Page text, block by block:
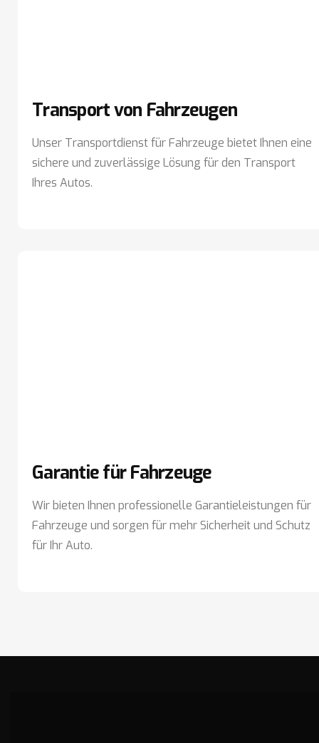
Transport von Fahrzeugen
Unser Transportdienst für Fahrzeuge bietet Ihnen eine
sichere und zuverlässige Lösung für den Transport
Ihres Autos.
Garantie für Fahrzeuge
Wir bieten Ihnen professionelle Garantieleistungen für
Fahrzeuge und sorgen für mehr Sicherheit und Schutz
für Ihr Auto.